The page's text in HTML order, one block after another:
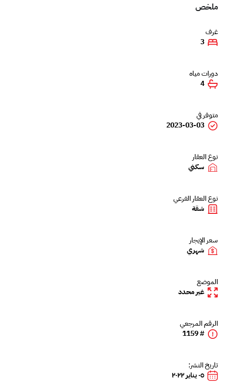
ملخص
غرف
3
دورات مياه
4
متوفر في
2023-03-03
نوع العقار
سكني
نوع العقار الفرعي
شقة
سعر الإيجار
شهري
الموضع
غير محدد
الرقم المرجعي
# 1159
تاريخ النشر:
٠٥ يناير ٢٠٢٢